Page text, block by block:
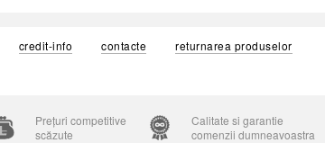
credit-info contacte
returnarea produselor
Prețuri competitive
scăzute
Calitate si garantie
comenzii dumneavoastra